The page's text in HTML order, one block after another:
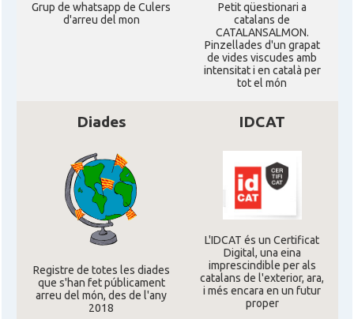
Grup de whatsapp de Culers
d'arreu del mon
Petit qüestionari a
catalans de
CATALANSALMON.
Pinzellades d'un grapat
de vides viscudes amb
intensitat i en català per
tot el món
Diades
Registre de totes les diades
que s'han fet públicament
arreu del món, des de l'any
2018
IDCAT
L'IDCAT és un Certificat
Digital, una eina
imprescindible per als
catalans de l'exterior, ara,
i més encara en un futur
proper